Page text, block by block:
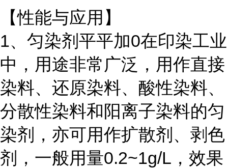
【性能与应用】
1、匀染剂平平加0在印染工业
中，用途非常广泛，用作直接
染料、还原染料、酸性染料、
分散性染料和阳离子染料的匀
染剂，亦可用作扩散剂、剥色
剂，一般用量0.2~1g/L，效果